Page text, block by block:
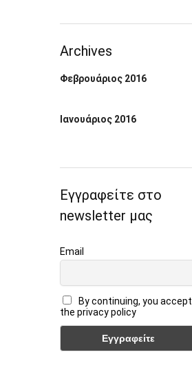
Archives
Φεβρουάριος 2016
Ιανουάριος 2016
Εγγραφείτε στο
newsletter μας
Email
By continuing, you accept
the privacy policy